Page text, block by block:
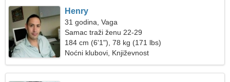
Henry
31 godina, Vaga
Samac traži ženu 22-29
184 cm (6'1"), 78 kg (171 lbs)
Noćni klubovi, Književnost